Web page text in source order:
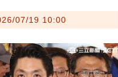
07/19 10:00